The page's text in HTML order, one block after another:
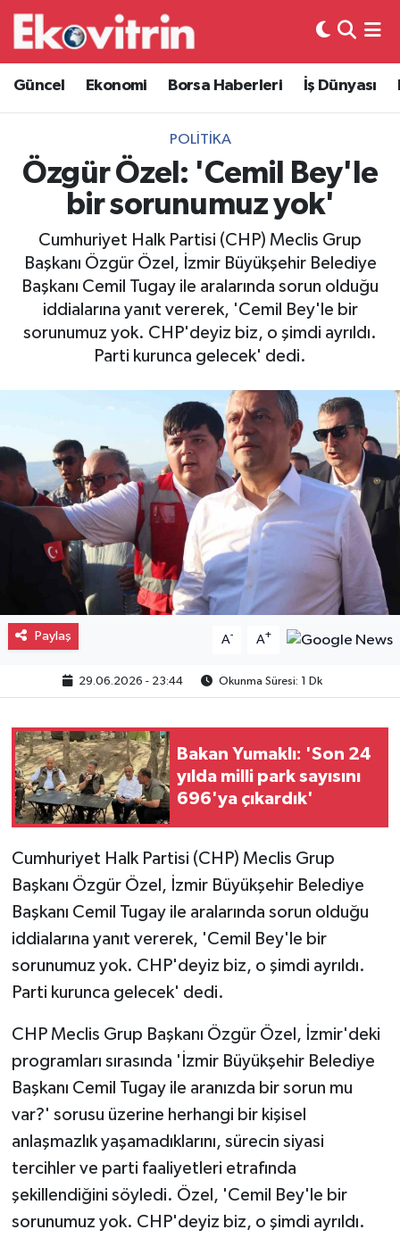
Güncel Ekonomi Borsa Haberleri İş Dünyası
POLITIKA
Özgür Özel: 'Cemil Bey'le
bir sorunumuz yok'
Cumhuriyet Halk Partisi (CHP) Meclis Grup
Başkanı Özgür Özel, İzmir Büyükşehir Belediye
Başkanı Cemil Tugay ile aralarında sorun olduğu
iddialarına yanıt vererek, 'Cemil Bey'le bir
sorunumuz yok. CHP'deyiz biz, o şimdi ayrıldı.
Parti kurunca gelecek' dedi.
Paylaş A- A+
29.06.2026 - 23:44 Okunma Süresi: 1 Dk
Bakan Yumaklı: 'Son 24
yılda milli park sayısını
696'ya çıkardık'
Cumhuriyet Halk Partisi (CHP) Meclis Grup
Başkanı Özgür Özel, İzmir Büyükşehir Belediye
Başkanı Cemil Tugay ile aralarında sorun olduğu
iddialarına yanıt vererek, 'Cemil Bey'le bir
sorunumuz yok. CHP'deyiz biz, o şimdi ayrıldı.
Parti kurunca gelecek' dedi.
CHP Meclis Grup Başkanı Özgür Özel, İzmir'deki
programları sırasında 'İzmir Büyükşehir Belediye
Başkanı Cemil Tugay ile aranızda bir sorun mu
var?' sorusu üzerine herhangi bir kişisel
anlaşmazlık yaşamadıklarını, sürecin siyasi
tercihler ve parti faaliyetleri etrafında
şekillendiğini söyledi. Özel, 'Cemil Bey'le bir
sorunumuz yok. CHP'deyiz biz, o şimdi ayrıldı.
Güncel
Ekonomi
Borsa Haberleri
İş Dünyası
Lojistik
Otovitrin
Asayiş
Spor
Eğitim
Hava Durumu
Trafik Durumu
Süper Lig Puan Durumu ve Fikstür
Tüm Manşetler
Son Dakika Haberleri
Haber Arşivi